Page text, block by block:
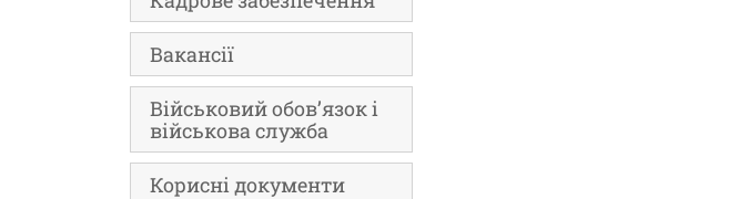
Вакансії
Військовий обов’язок і
військова служба
Корисні документи